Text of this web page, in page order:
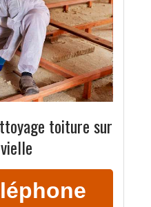
toiture sur